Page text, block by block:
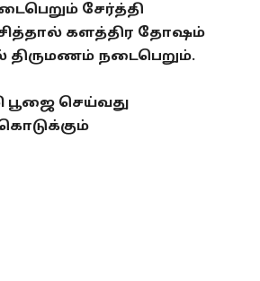
சேர்த்தி
களத்திர தோஷம்
திருமணம் நடைபெறும்.
பூஜை செய்வது